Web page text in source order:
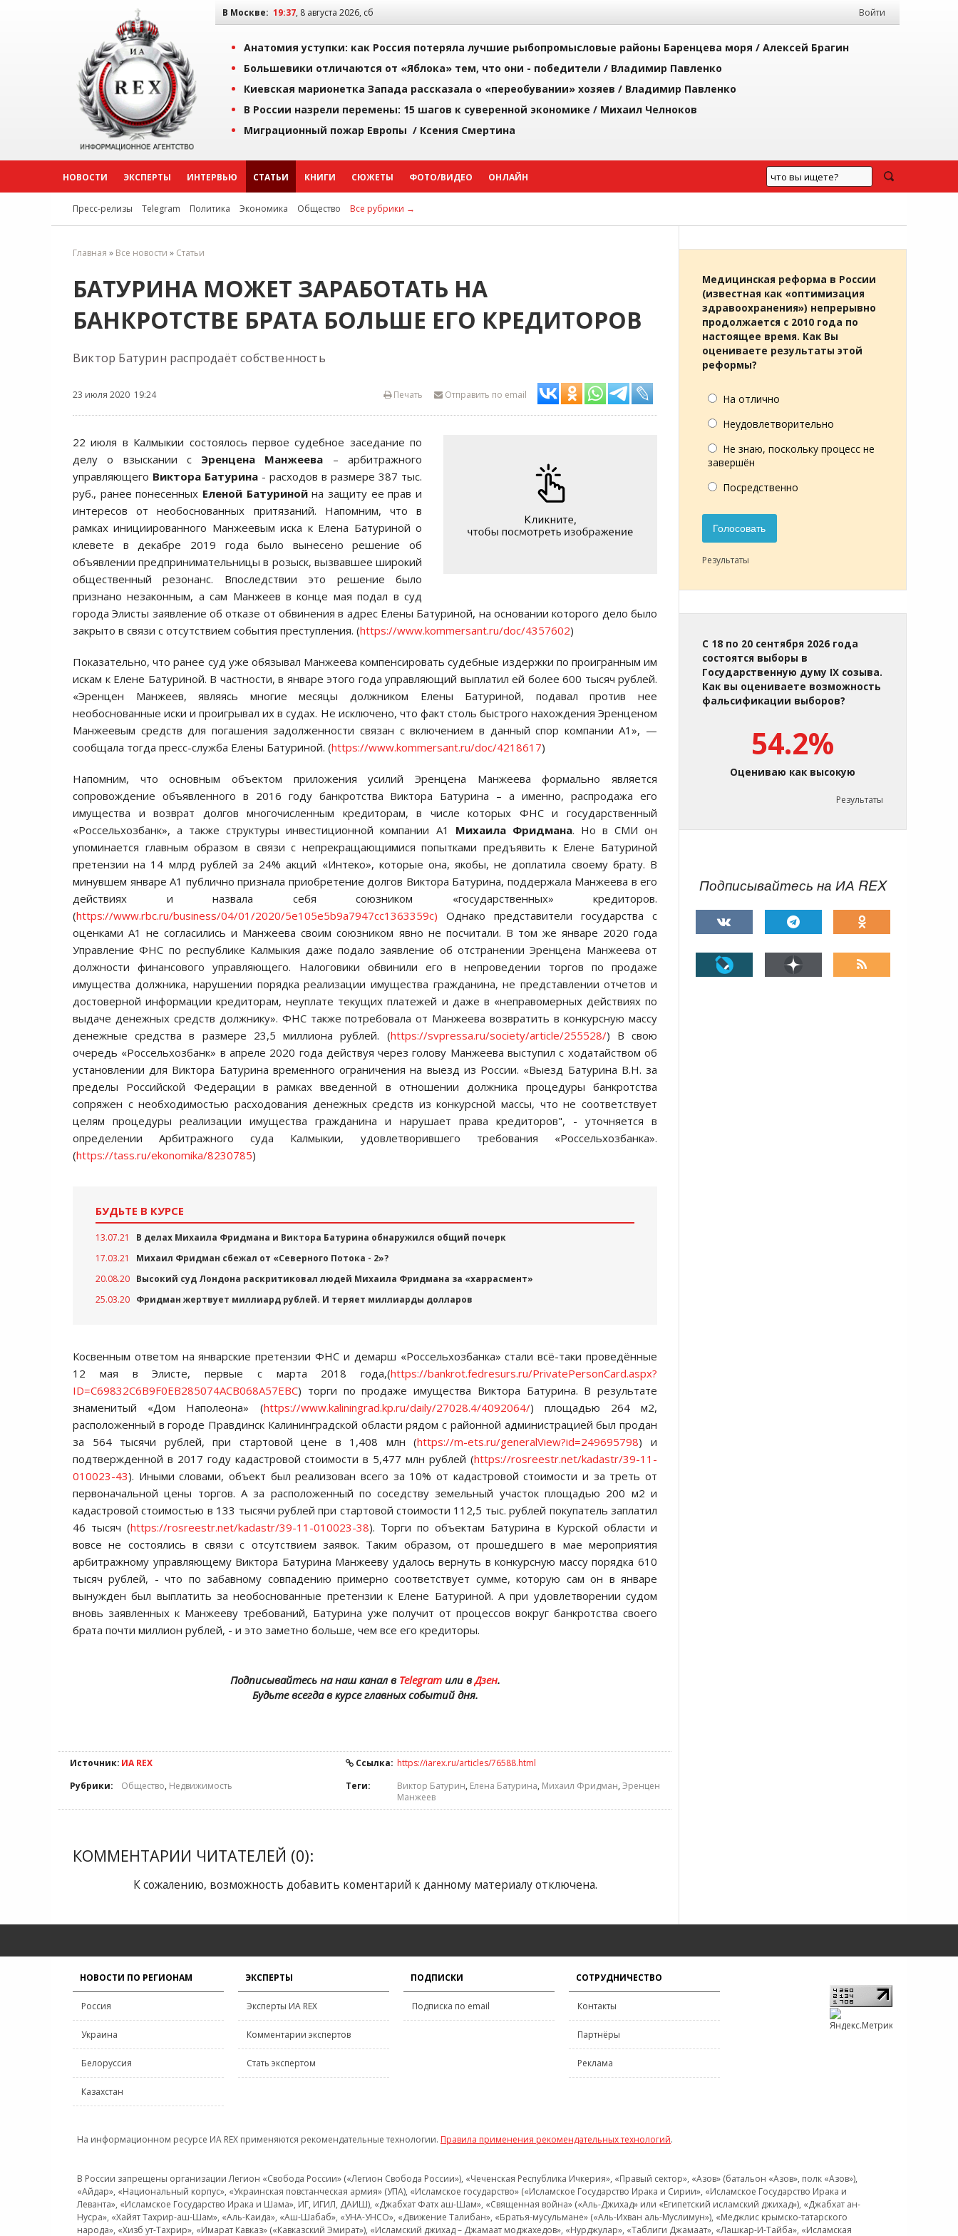
В Москве: 19:37, 8 августа 2026, сб Войти
Анатомия уступки: как Россия потеряла лучшие рыбопромысловые районы Баренцева моря / Алексей Брагин
Большевики отличаются от «Яблока» тем, что они - победители / Владимир Павленко
Киевская марионетка Запада рассказала о «переобувании» хозяев / Владимир Павленко
В России назрели перемены: 15 шагов к суверенной экономике / Михаил Челноков
Миграционный пожар Европы / Ксения Смертина
НОВОСТИ ЭКСПЕРТЫ ИНТЕРВЬЮ СТАТЬИ КНИГИ СЮЖЕТЫ ФОТО/ВИДЕО ОНЛАЙН
Пресс-релизы Telegram Политика Экономика Общество Все рубрики →
Главная » Все новости » Статьи
БАТУРИНА МОЖЕТ ЗАРАБОТАТЬ НА
БАНКРОТСТВЕ БРАТА БОЛЬШЕ ЕГО КРЕДИТОРОВ
Виктор Батурин распродаёт собственность
23 июля 2020 19:24 Отправить по email
Печать
22 июля в Калмыкии состоялось первое судебное заседание по
делу о взыскании с Эренцена Манжеева – арбитражного
управляющего Виктора Батурина - расходов в размере 387 тыс.
руб., ранее понесенных Еленой Батуринойна защиту ее прав и
интересов от необоснованных притязаний. Напомним, что в
рамках инициированного Манжеевым иска к Елена Батуриной о
клевете в декабре 2019 года было вынесено решение об
объявлении предпринимательницы в розыск, вызвавшее широкий
общественный резонанс. Впоследствии это решение было
признано незаконным, а сам Манжеев в конце мая подал в суд
города Элисты заявление об отказе от обвинения в адрес Елены Батуриной, на основании которого дело было
закрыто в связи с отсутствием события преступления. (https://www.kommersant.ru/doc/4357602)
Показательно, что ранее суд уже обязывал Манжеева компенсировать судебные издержки по проигранным им
искам к Елене Батуриной. В частности, в январе этого года управляющий выплатил ей более 600 тысяч рублей.
«Эренцен Манжеев, являясь многие месяцы должником Елены Батуриной, подавал против нее
необоснованные иски и проигрывал их в судах. Не исключено, что факт столь быстрого нахождения Эренценом
Манжеевым средств для погашения задолженности связан с включением в данный спор компании А1», —
сообщала тогда пресс-служба Елены Батуриной. (https://www.kommersant.ru/doc/4218617)
Напомним, что основным объектом приложения усилий Эренцена Манжеева формально является
сопровождение объявленного в 2016 году банкротства Виктора Батурина – а именно, распродажа его
имущества и возврат долгов многочисленным кредиторам, в числе которых ФНС и государственный
«Россельхозбанк», а также структуры инвестиционной компании А1 Михаила Фридмана. Но в СМИ он
упоминается главным образом в связи с непрекращающимися попытками предъявить к Елене Батуриной
претензии на 14 млрд рублей за 24% акций «Интеко», которые она, якобы, не доплатила своему брату. В
минувшем январе А1 публично признала приобретение долгов Виктора Батурина, поддержала Манжеева в его
действиях и назвала себя союзником «государственных» кредиторов.
(https://www.rbc.ru/business/04/01/2020/5e105e5b9a7947cc1363359c) Однако представители государства с
оценками А1 не согласились и Манжеева своим союзником явно не посчитали. В том же январе 2020 года
Управление ФНС по республике Калмыкия даже подало заявление об отстранении Эренцена Манжеева от
должности финансового управляющего. Налоговики обвинили его в непроведении торгов по продаже
имущества должника, нарушении порядка реализации имущества гражданина, не представлении отчетов и
достоверной информации кредиторам, неуплате текущих платежей и даже в «неправомерных действиях по
выдаче денежных средств должнику». ФНС также потребовала от Манжеева возвратить в конкурсную массу
денежные средства в размере 23,5 миллиона рублей. (https://svpressa.ru/society/article/255528/) В свою
очередь «Россельхозбанк» в апреле 2020 года действуя через голову Манжеева выступил с ходатайством об
установлении для Виктора Батурина временного ограничения на выезд из России. «Выезд Батурина В.Н. за
пределы Российской Федерации в рамках введенной в отношении должника процедуры банкротства
сопряжен с необходимостью расходования денежных средств из конкурсной массы, что не соответствует
целям процедуры реализации имущества гражданина и нарушает права кредиторов", - уточняется в
определении Арбитражного суда Калмыкии, удовлетворившего требования «Россельхозбанка».
(https://tass.ru/ekonomika/8230785)
БУДЬТЕ В КУРСЕ
13.07.21
В делах Михаила Фридмана и Виктора Батурина обнаружился общий почерк
17.03.21
Михаил Фридман сбежал от «Северного Потока - 2»?
20.08.20 Высокий суд Лондона раскритиковал людей Михаила Фридмана за «харрасмент»
25.03.20 Фридман жертвует миллиард рублей. И теряет миллиарды долларов
Косвенным ответом на январские претензии ФНС и демарш «Россельхозбанка» стали всё-таки проведённые
12 мая в Элисте, первые с марта 2018 года,(https://bankrot.fedresurs.ru/PrivatePersonCard.aspx?
ID=C69832C6B9F0EB285074ACB068A57EBC) торги по продаже имущества Виктора Батурина. В результате
знаменитый «Дом Наполеона» (https://www.kaliningrad.kp.ru/daily/27028.4/4092064/) площадью 264 м2,
расположенный в городе Правдинск Калининградской области рядом с районной администрацией был продан
за 564 тысячи рублей, при стартовой цене в 1,408 млн (https://m-ets.ru/generalView?id=249695798) и
подтвержденной в 2017 году кадастровой стоимости в 5,477 млн рублей (https://rosreestr.net/kadastr/39-11-
010023-43). Иными словами, объект был реализован всего за 10% от кадастровой стоимости и за треть от
первоначальной цены торгов. А за расположенный по соседству земельный участок площадью 200 м2 и
кадастровой стоимостью в 133 тысячи рублей при стартовой стоимости 112,5 тыс. рублей покупатель заплатил
46 тысяч (https://rosreestr.net/kadastr/39-11-010023-38). Торги по объектам Батурина в Курской области и
вовсе не состоялись в связи с отсутствием заявок. Таким образом, от прошедшего в мае мероприятия
арбитражному управляющему Виктора Батурина Манжееву удалось вернуть в конкурсную массу порядка 610
тысяч рублей, - что по забавному совпадению примерно соответствует сумме, которую сам он в январе
вынужден был выплатить за необоснованные претензии к Елене Батуриной. А при удовлетворении судом
вновь заявленных к Манжееву требований, Батурина уже получит от процессов вокруг банкротства своего
брата почти миллион рублей, - и это заметно больше, чем все его кредиторы.
Подписывайтесь на наш канал в Telegramили вДзен.
Будьте всегда в курсе главных событий дня.
Источник: ИА REX Ссылка: https://iarex.ru/articles/76588.html
Рубрики:
Общество, Недвижимость Теги: Виктор Батурин, Елена Батурина, Михаил Фридман, Эренцен
Манжеев
КОММЕНТАРИИ ЧИТАТЕЛЕЙ (0):
К сожалению, возможность добавить коментарий к данному материалу отключена.
Медицинская реформа в России
(известная как «оптимизация
здравоохранения») непрерывно
продолжается с 2010 года по
настоящее время. Как Вы
оцениваете результаты этой
реформы?
На отлично
Неудовлетворительно
Не знаю, поскольку процесс не
завершён
Посредственно
Голосовать
Результаты
С 18 по 20 сентября 2026 года
состоятся выборы в
Государственную думу IX созыва.
Как вы оцениваете возможность
фальсификации выборов?
54.2%
Оцениваю как высокую
Результаты
Подписывайтесь на ИА REX
НОВОСТИ ПО РЕГИОНАМ
Россия
Украина
Белоруссия
Казахстан
ЭКСПЕРТЫ
Эксперты ИА REX
Комментарии экспертов
Стать экспертом
ПОДПИСКИ
Подписка по email
СОТРУДНИЧЕСТВО
Контакты
Партнёры
Реклама
На информационном ресурсе ИА REX применяются рекомендательные технологии. Правила применения рекомендательных технологий.
В России запрещены организации Легион «Свобода России» («Легион Свобода России»), «Чеченская Республика Ичкерия», «Правый сектор», «Азов» (батальон «Азов», полк «Азов»),
«Айдар», «Национальный корпус», «Украинская повстанческая армия» (УПА), «Исламское государство» («Исламское Государство Ирака и Сирии», «Исламское Государство Ирака и
Леванта», «Исламское Государство Ирака и Шама», ИГ, ИГИЛ, ДАИШ), «Джабхат Фатх аш-Шам», «Священная война» («Аль-Джихад» или «Египетский исламский джихад»), «Джабхат ан-
Нусра», «Хайят Тахрир-аш-Шам», «Аль-Каида», «Аш-Шабаб», «УНА-УНСО», «Движение Талибан», «Братья-мусульмане» («Аль-Ихван аль-Муслимун»), «Меджлис крымско-татарского
народа», «Хизб ут-Тахрир», «Имарат Кавказ» («Кавказский Эмират»), «Исламский джихад – Джамаат моджахедов», «Нурджулар», «Таблиги Джамаат», «Лашкар-И-Тайба», «Исламская